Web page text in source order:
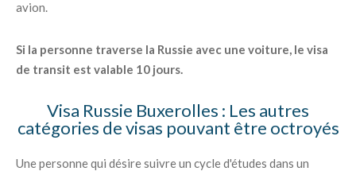
avion.
Si la personne traverse la Russie avec une voiture, le visa
de transit est valable 10 jours.
Visa Russie Buxerolles : Les autres
catégories de visas pouvant être octroyés
Une personne qui désire suivre un cycle d'études dans un